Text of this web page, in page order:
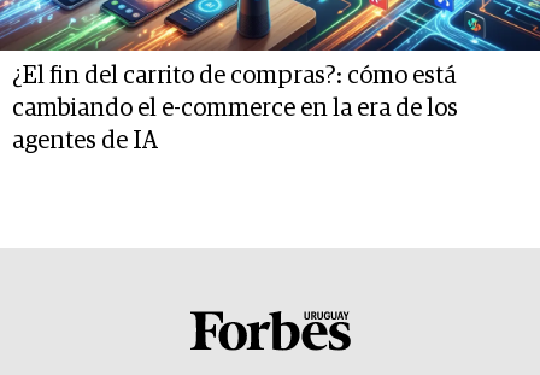
¿El fin del carrito de compras?: cómo está
cambiando el e-commerce en la era de los
agentes de IA